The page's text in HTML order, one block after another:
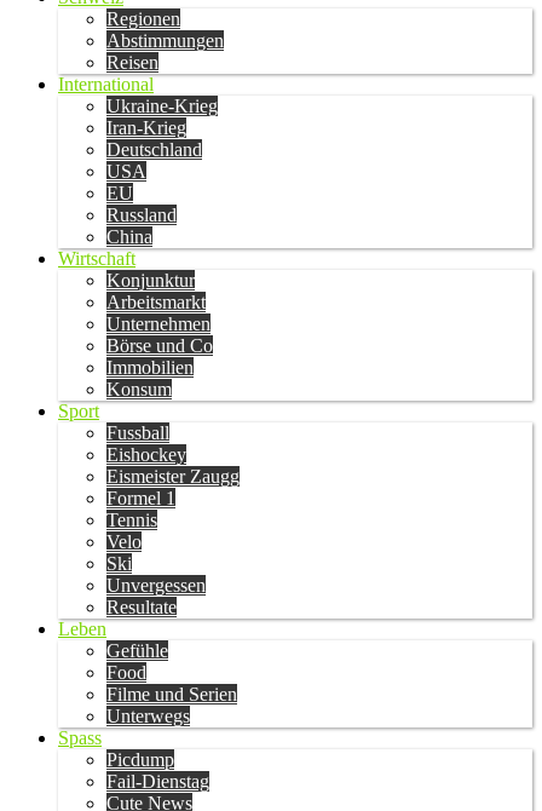
Regionen
Abstimmungen
Reisen
International
Ukraine-Krieg
Iran-Krieg
Deutschland
USA
EU
Russland
China
Wirtschaft
Konjunktur
Arbeitsmarkt
Unternehmen
Börse und Co
Immobilien
Konsum
Sport
Fussball
Eishockey
Eismeister Zaugg
Formel 1
Tennis
Velo
Ski
Unvergessen
Resultate
Leben
Gefühle
Food
Filme und Serien
Unterwegs
Spass
Picdump
Fail-Dienstag
Cute News